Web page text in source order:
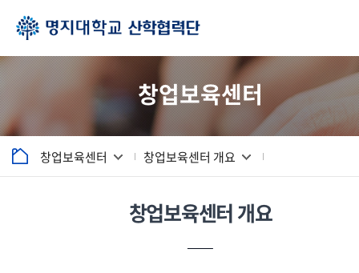
창업보육센터
창업보육센터 창업보육센터 개요
창업보육센터 개요